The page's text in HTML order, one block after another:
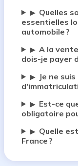
▶ Quelles
essentielles
automobile ?
▶ A la
dois-je payer
▶
Je ne
▶ Est-ce
obligatoire
▶ Quelle
France ?